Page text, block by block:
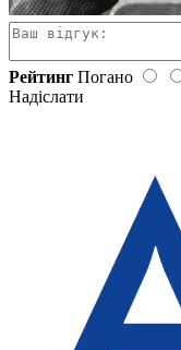
Рейтинг Погано
Надіслати